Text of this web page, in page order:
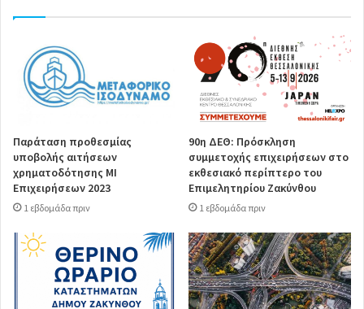
Παράταση προθεσμίας
υποβολής αιτήσεων
χρηματοδότησης ΜΙ
Επιχειρήσεων 2023
1 εβδομάδα πριν
90η ΔΕΘ: Πρόσκληση
συμμετοχής επιχειρήσεων στο
εκθεσιακό περίπτερο του
Επιμελητηρίου Ζακύνθου
1 εβδομάδα πριν